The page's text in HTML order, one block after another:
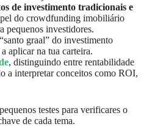
de investimento tradicionais e
do crowdfunding imobiliário
pequenos investidores.
graal” do investimento
aplicar na tua carteira.
, distinguindo entre rentabilidade
a interpretar conceitos como ROI,
testes para verificares o
de cada tema.